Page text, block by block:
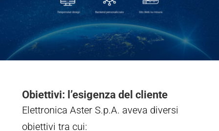
Obiettivi: l’esigenza del cliente
Elettronica Aster S.p.A. aveva diversi
obiettivi tra cui: